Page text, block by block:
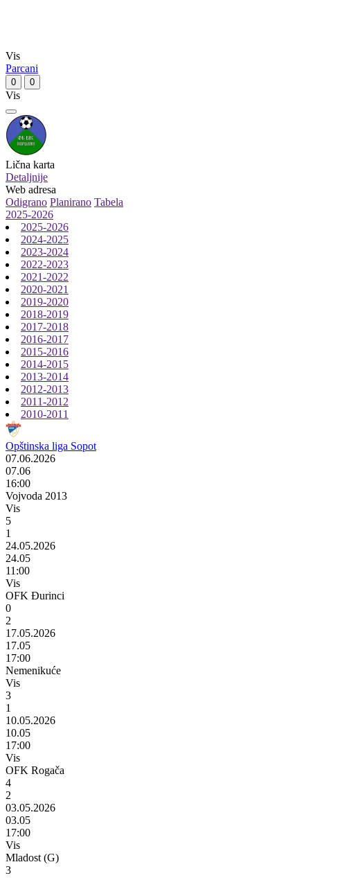
Vis
Parcani
0 0
Vis
Lična karta
Detaljnije
Web adresa
Odigrano Planirano Tabela
2025-2026
2025-2026
2024-2025
2023-2024
2022-2023
2021-2022
2020-2021
2019-2020
2018-2019
2017-2018
2016-2017
2015-2016
2014-2015
2013-2014
2012-2013
2011-2012
2010-2011
Opštinska liga Sopot
07.06.2026
07.06
16:00
Vojvoda 2013
Vis
5
1
24.05.2026
24.05
11:00
Vis
OFK Đurinci
0
2
17.05.2026
17.05
17:00
Nemenikuće
Vis
3
1
10.05.2026
10.05
17:00
Vis
OFK Rogača
4
2
03.05.2026
03.05
17:00
Vis
Mladost (G)
3